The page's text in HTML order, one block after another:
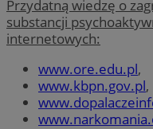
Przydatną wiedzę o
substancji
internetowych:
www.ore.edu.pl,
www.kbpn.gov.pl,